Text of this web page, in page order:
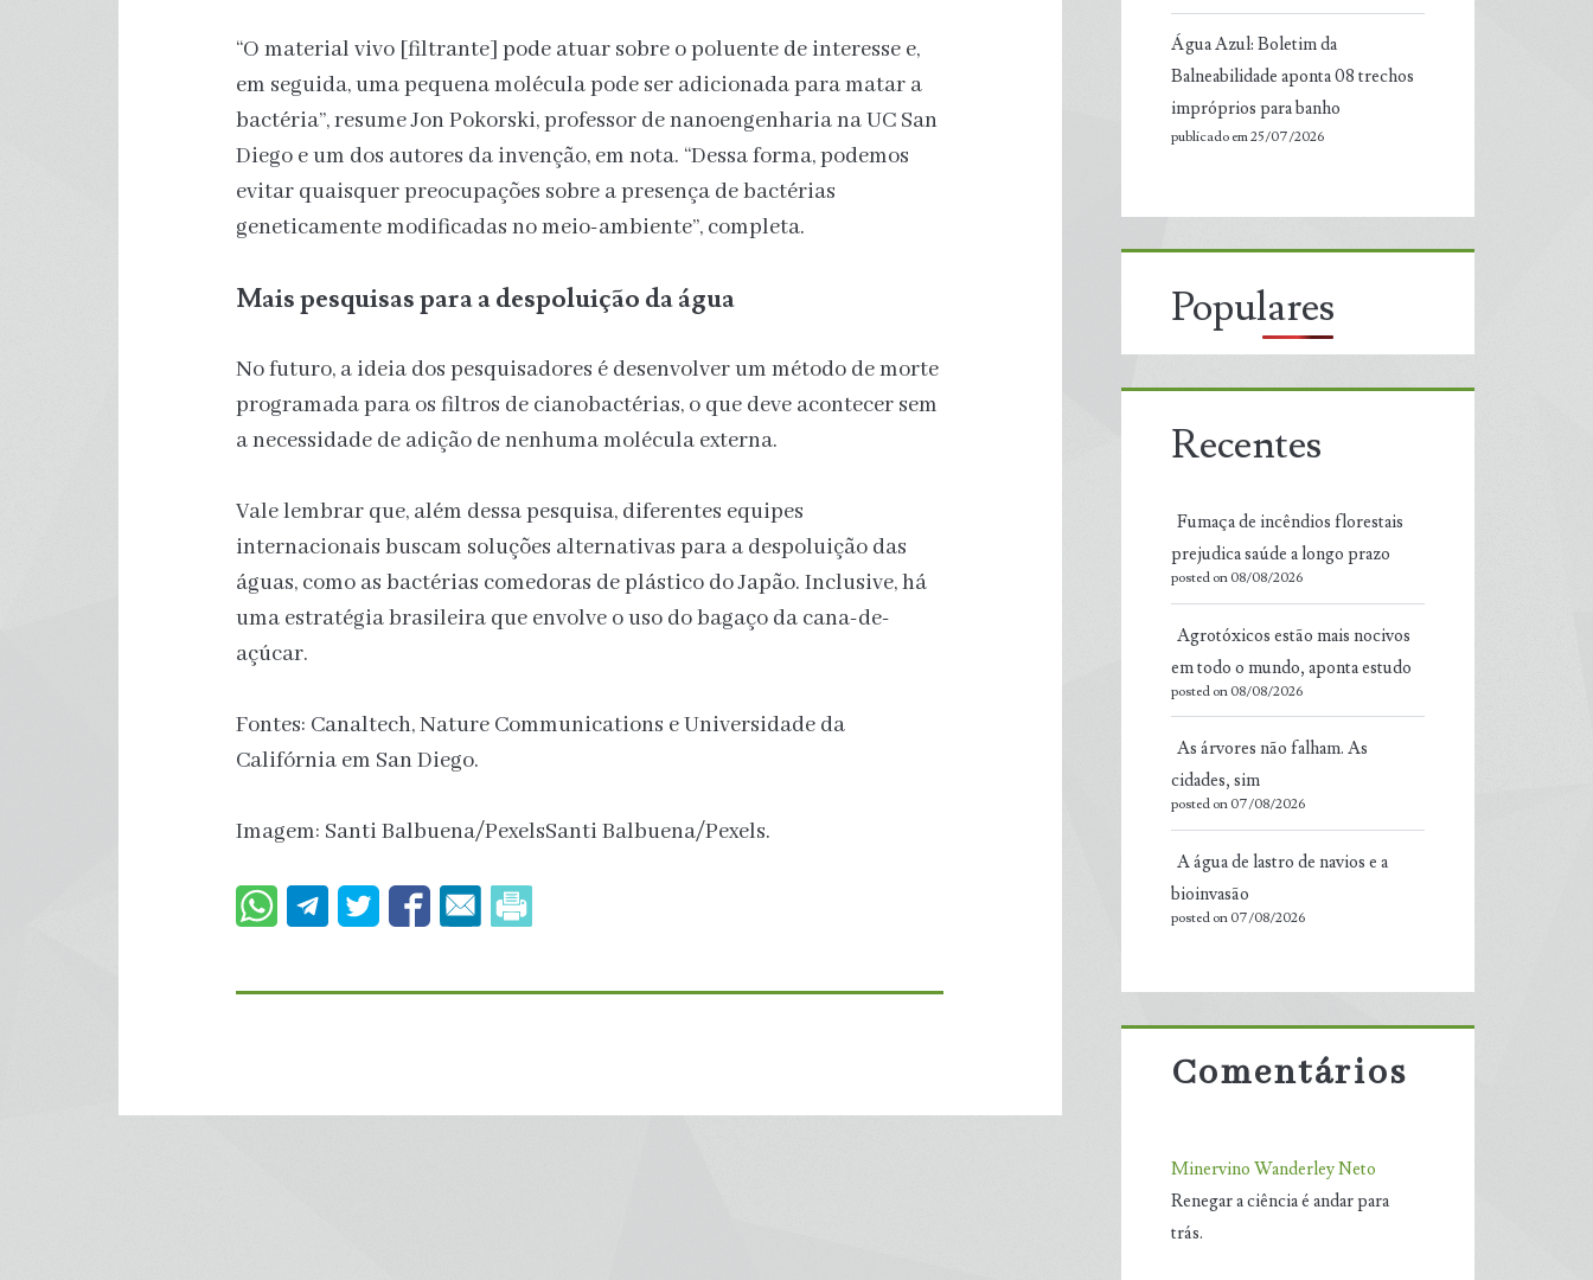
“O material vivo [filtrante] pode atuar sobre o poluente de interesse e,
em seguida, uma pequena molécula pode ser adicionada para matar a
bactéria”, resume Jon Pokorski, professor de nanoengenharia na UC San
Diego e um dos autores da invenção, em nota. “Dessa forma, podemos
evitar quaisquer preocupações sobre a presença de bactérias
geneticamente modificadas no meio-ambiente”, completa.
Mais pesquisas para a despoluição da água
No futuro, a ideia dos pesquisadores é desenvolver um método de morte
programada para os filtros de cianobactérias, o que deve acontecer sem
a necessidade de adição de nenhuma molécula externa.
Vale lembrar que, além dessa pesquisa, diferentes equipes
internacionais buscam soluções alternativas para a despoluição das
águas, como as bactérias comedoras de plástico do Japão. Inclusive, há
uma estratégia brasileira que envolve o uso do bagaço da cana-de-
açúcar.
Fontes: Canaltech, Nature Communications e Universidade da
Califórnia em San Diego.
Imagem: Santi Balbuena/PexelsSanti Balbuena/Pexels.
Água Azul: Boletim da
Balneabilidade aponta 08 trechos
impróprios para banho
publicado em 25/07/2026
Populares
Recentes
Fumaça de incêndios florestais
prejudica saúde a longo prazo
posted on 08/08/2026
Agrotóxicos estão mais nocivos
em todo o mundo, aponta estudo
posted on 08/08/2026
As árvores não falham. As
cidades, sim
posted on 07/08/2026
A água de lastro de navios e a
bioinvasão
posted on 07/08/2026
Comentários
Minervino Wanderley Neto
Renegar a ciência é andar para
trás.